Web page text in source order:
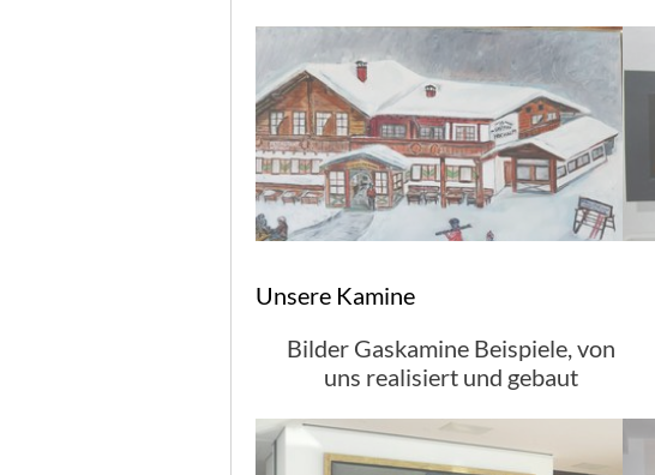
Unsere Kamine
Bilder Gaskamine Beispiele, von
uns realisiert und gebaut